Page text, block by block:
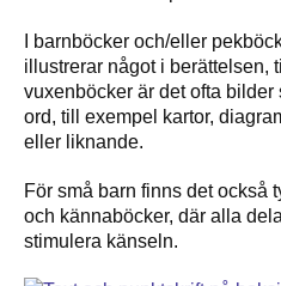
I barnböcker och/eller
illustrerar något i berättelsen,
vuxenböcker är det ofta bilder
ord, till exempel kartor,
eller liknande.
För små barn finns det också
och kännaböcker, där alla
stimulera känseln.